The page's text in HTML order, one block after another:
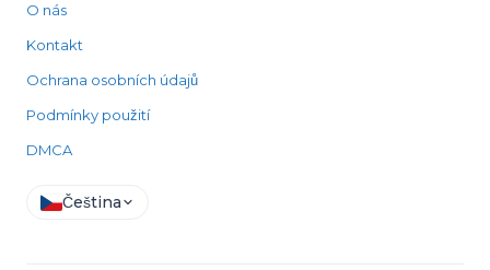
O nás
Kontakt
Ochrana osobních údajů
Podmínky použití
DMCA
Čeština